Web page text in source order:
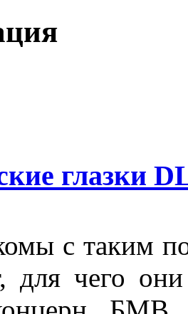
глазки
с таким
для чего